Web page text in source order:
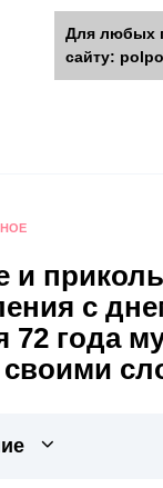
-
к
и
с
72 года
Для любых
сайту: